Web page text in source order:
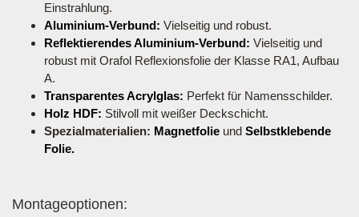
Einstrahlung.
Aluminium-Verbund: Vielseitig und robust.
Reflektierendes Aluminium-Verbund: Vielseitig und
robust mit Orafol Reflexionsfolie der Klasse RA1, Aufbau
A.
Transparentes Acrylglas: Perfekt für Namensschilder.
Holz HDF: Stilvoll mit weißer Deckschicht.
Spezialmaterialien: Magnetfolie und Selbstklebende
Folie.
Montageoptionen: